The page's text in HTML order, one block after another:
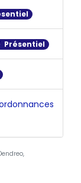
Présentiel